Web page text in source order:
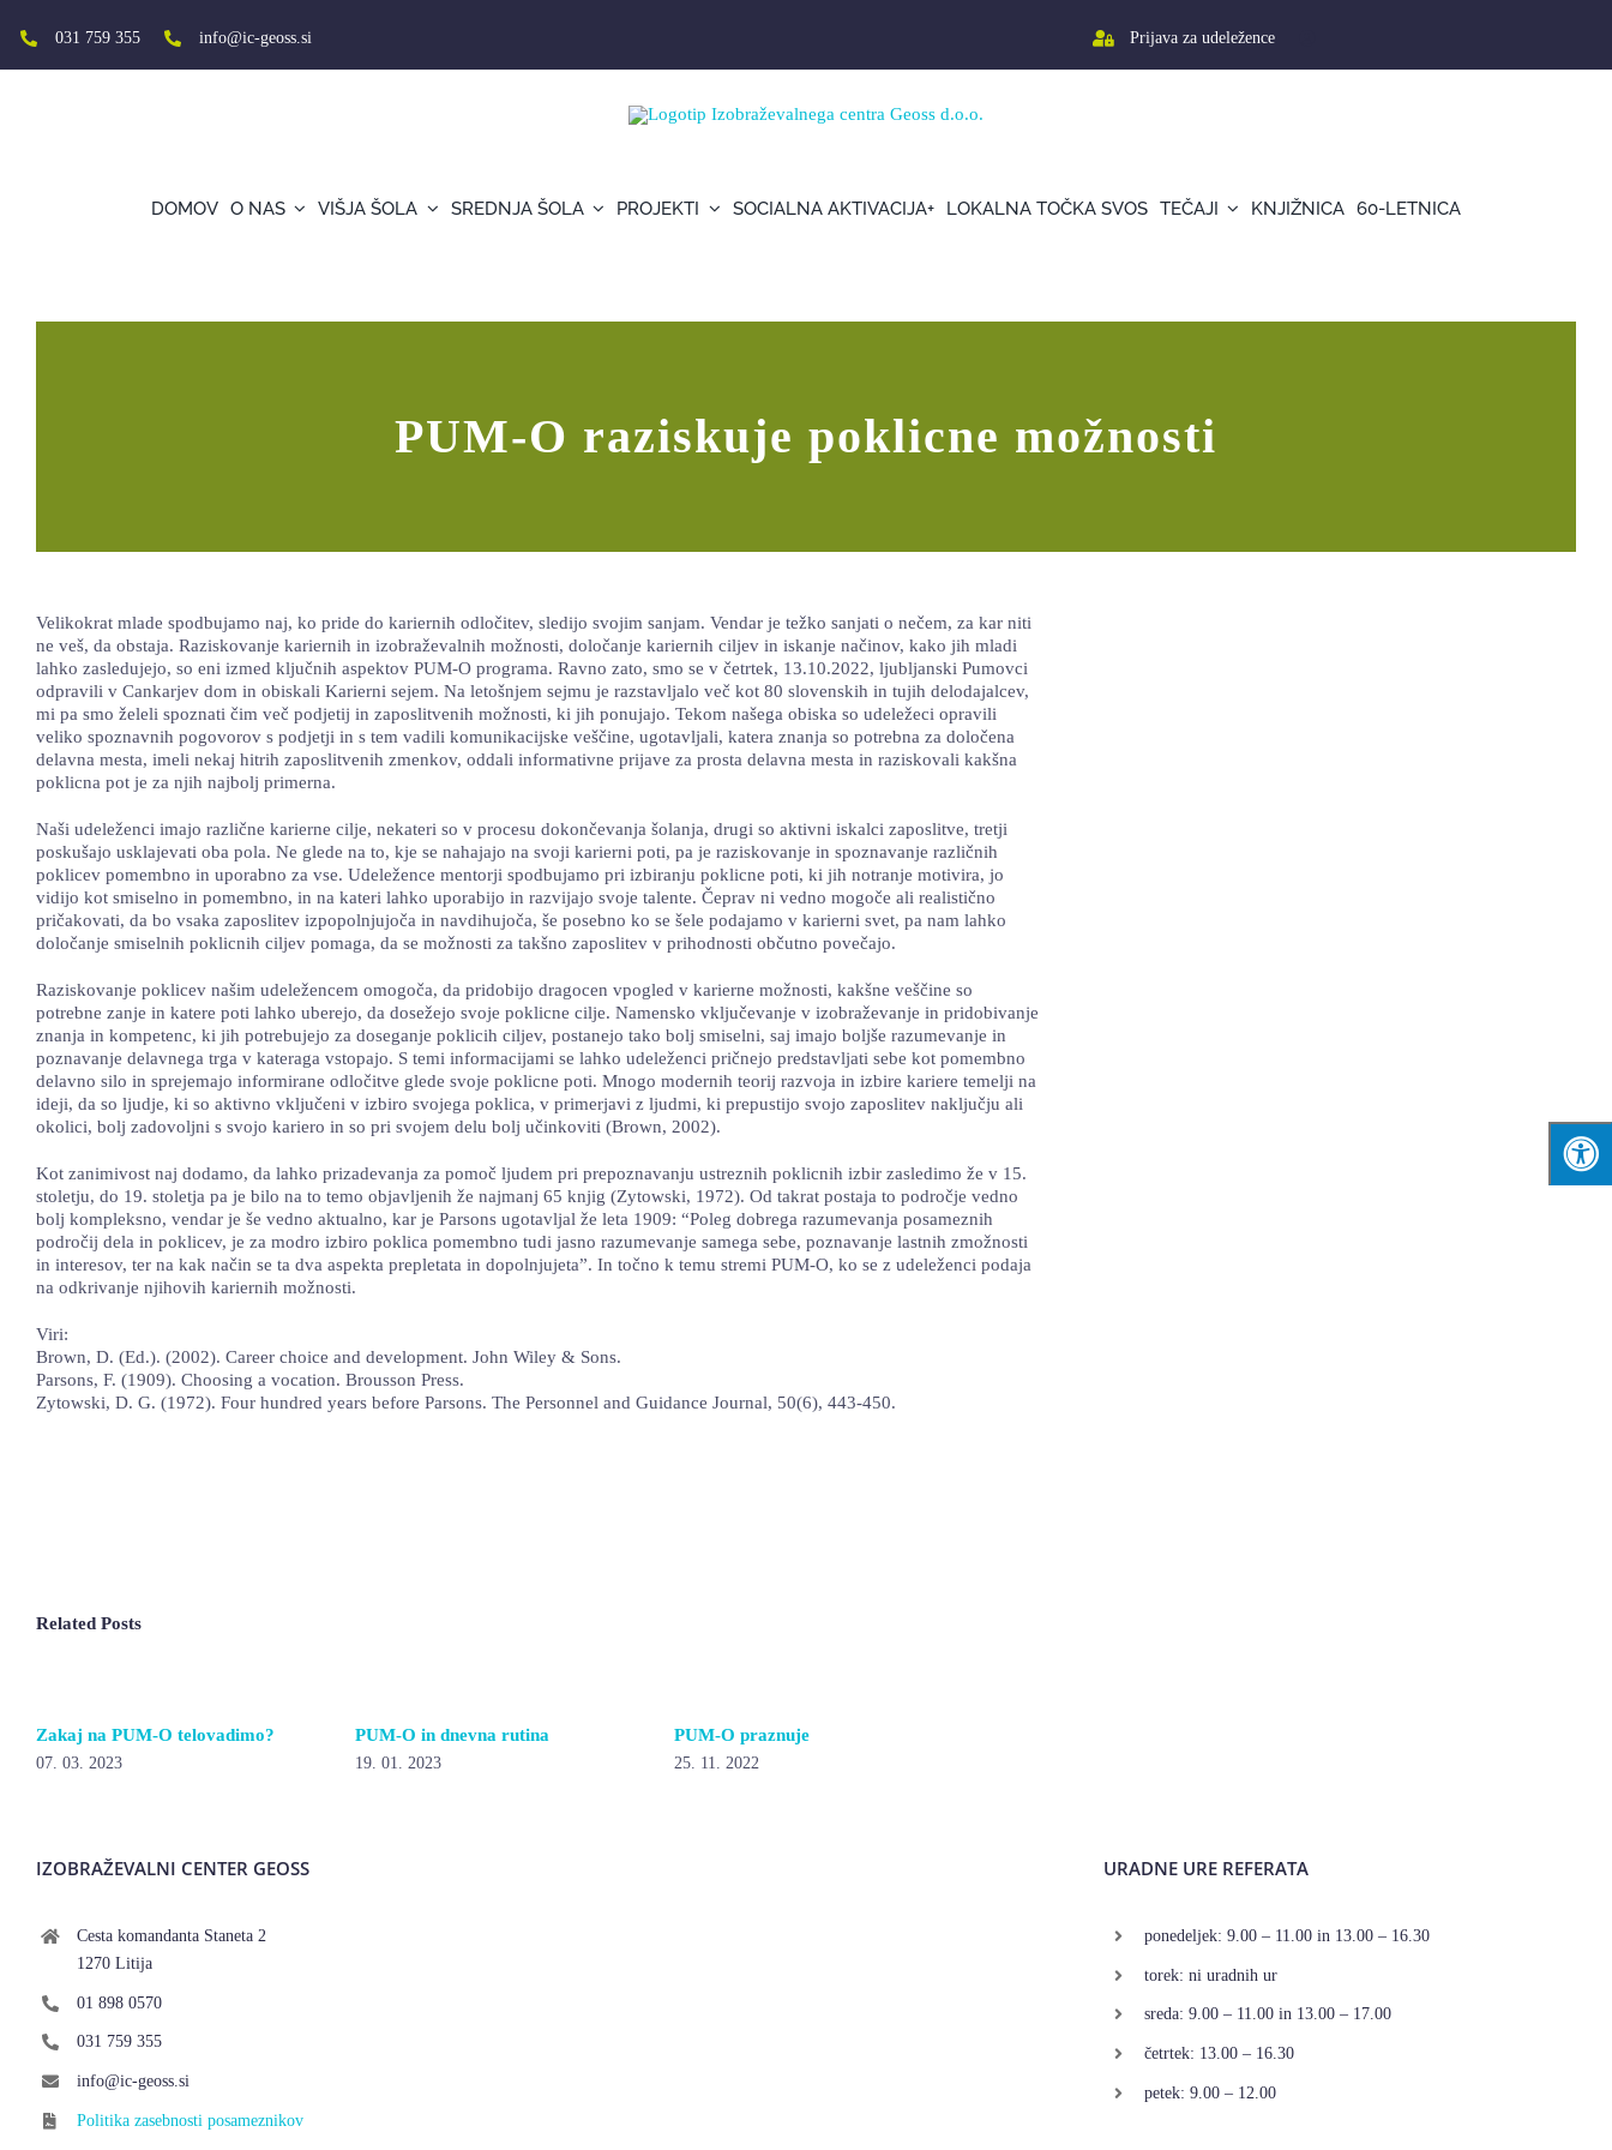
031 759 355 info@ic-geoss.si Prijava za udeležence
DOMOV O NAS VIŠJA ŠOLA SREDNJA ŠOLA PROJEKTI SOCIALNA AKTIVACIJA+ LOKALNA TOČKA SVOS TEČAJI KNJIŽNICA 60-LETNICA
PUM-O raziskuje poklicne možnosti
Velikokrat mlade spodbujamo naj, ko pride do kariernih odločitev, sledijo svojim sanjam. Vendar je težko sanjati o nečem, za kar niti
ne veš, da obstaja. Raziskovanje kariernih in izobraževalnih možnosti, določanje kariernih ciljev in iskanje načinov, kako jih mladi
lahko zasledujejo, so eni izmed ključnih aspektov PUM-O programa. Ravno zato, smo se v četrtek, 13.10.2022, ljubljanski Pumovci
odpravili v Cankarjev dom in obiskali Karierni sejem. Na letošnjem sejmu je razstavljalo več kot 80 slovenskih in tujih delodajalcev,
mi pa smo želeli spoznati čim več podjetij in zaposlitvenih možnosti, ki jih ponujajo. Tekom našega obiska so udeležeci opravili
veliko spoznavnih pogovorov s podjetji in s tem vadili komunikacijske veščine, ugotavljali, katera znanja so potrebna za določena
delavna mesta, imeli nekaj hitrih zaposlitvenih zmenkov, oddali informativne prijave za prosta delavna mesta in raziskovali kakšna
poklicna pot je za njih najbolj primerna.
Naši udeleženci imajo različne karierne cilje, nekateri so v procesu dokončevanja šolanja, drugi so aktivni iskalci zaposlitve, tretji
poskušajo usklajevati oba pola. Ne glede na to, kje se nahajajo na svoji karierni poti, pa je raziskovanje in spoznavanje različnih
poklicev pomembno in uporabno za vse. Udeležence mentorji spodbujamo pri izbiranju poklicne poti, ki jih notranje motivira, jo
vidijo kot smiselno in pomembno, in na kateri lahko uporabijo in razvijajo svoje talente. Čeprav ni vedno mogoče ali realistično
pričakovati, da bo vsaka zaposlitev izpopolnjujoča in navdihujoča, še posebno ko se šele podajamo v karierni svet, pa nam lahko
določanje smiselnih poklicnih ciljev pomaga, da se možnosti za takšno zaposlitev v prihodnosti občutno povečajo.
Raziskovanje poklicev našim udeležencem omogoča, da pridobijo dragocen vpogled v karierne možnosti, kakšne veščine so
potrebne zanje in katere poti lahko uberejo, da dosežejo svoje poklicne cilje. Namensko vključevanje v izobraževanje in pridobivanje
znanja in kompetenc, ki jih potrebujejo za doseganje poklicih ciljev, postanejo tako bolj smiselni, saj imajo boljše razumevanje in
poznavanje delavnega trga v kateraga vstopajo. S temi informacijami se lahko udeleženci pričnejo predstavljati sebe kot pomembno
delavno silo in sprejemajo informirane odločitve glede svoje poklicne poti. Mnogo modernih teorij razvoja in izbire kariere temelji na
ideji, da so ljudje, ki so aktivno vključeni v izbiro svojega poklica, v primerjavi z ljudmi, ki prepustijo svojo zaposlitev naključju ali
okolici, bolj zadovoljni s svojo kariero in so pri svojem delu bolj učinkoviti (Brown, 2002).
Kot zanimivost naj dodamo, da lahko prizadevanja za pomoč ljudem pri prepoznavanju ustreznih poklicnih izbir zasledimo že v 15.
stoletju, do 19. stoletja pa je bilo na to temo objavljenih že najmanj 65 knjig (Zytowski, 1972). Od takrat postaja to področje vedno
bolj kompleksno, vendar je še vedno aktualno, kar je Parsons ugotavljal že leta 1909: “Poleg dobrega razumevanja posameznih
področij dela in poklicev, je za modro izbiro poklica pomembno tudi jasno razumevanje samega sebe, poznavanje lastnih zmožnosti
in interesov, ter na kak način se ta dva aspekta prepletata in dopolnjujeta”. In točno k temu stremi PUM-O, ko se z udeleženci podaja
na odkrivanje njihovih kariernih možnosti.
Viri:
Brown, D. (Ed.). (2002). Career choice and development. John Wiley & Sons.
Parsons, F. (1909). Choosing a vocation. Brousson Press.
Zytowski, D. G. (1972). Four hundred years before Parsons. The Personnel and Guidance Journal, 50(6), 443-450.
Related Posts
Zakaj na PUM-O telovadimo?
07. 03. 2023
PUM-O in dnevna rutina
19. 01. 2023
PUM-O praznuje
25. 11. 2022
IZOBRAŽEVALNI CENTER GEOSS
Cesta komandanta Staneta 2
1270 Litija
01 898 0570
031 759 355
info@ic-geoss.si
Politika zasebnosti posameznikov
URADNE URE REFERATA
ponedeljek: 9.00 – 11.00 in 13.00 – 16.30
torek: ni uradnih ur
sreda: 9.00 – 11.00 in 13.00 – 17.00
četrtek: 13.00 – 16.30
petek: 9.00 – 12.00